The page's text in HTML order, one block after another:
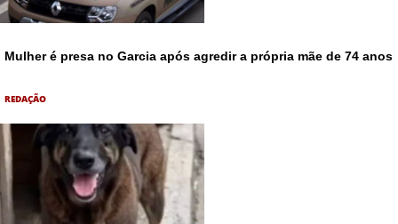
Mulher é presa no Garcia após agredir a própria mãe de 74 anos
REDAÇÃO